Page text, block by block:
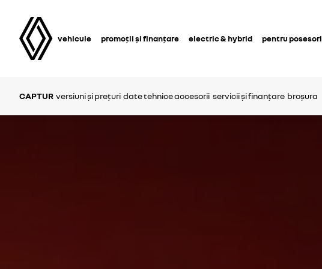
vehicule promoții și finanțare electric & hybrid pentru posesori
CAPTUR versiuni și prețuri date tehniceaccesorii servicii și finanțare broșura